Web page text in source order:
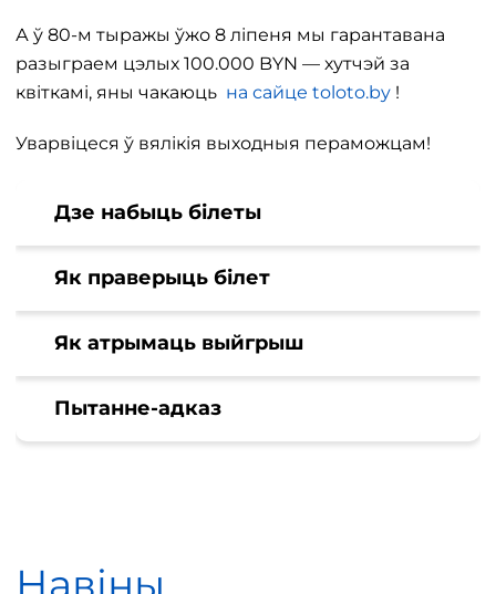
А ў 80-м тыражы ўжо 8 ліпеня мы гарантавана
разыграем цэлых 100.000 BYN — хутчэй за
квіткамі, яны чакаюць на сайце toloto.by !
Уварвіцеся ў вялікія выходныя пераможцам!
Дзе набыць білеты
Як праверыць білет
Як атрымаць выйгрыш
Пытанне-адказ